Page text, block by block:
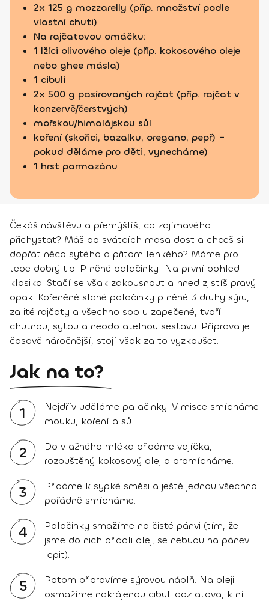
2x 125 g mozzarelly (příp. množství podle
vlastní chuti)
Na rajčatovou omáčku:
1 lžíci olivového oleje (příp. kokosového oleje
nebo ghee másla)
1 cibuli
2x 500 g pasírovaných rajčat (příp. rajčat v
konzervě/čerstvých)
mořskou/himalájskou sůl
koření (skořici, bazalku, oregano, pepř) –
pokud děláme pro děti, vynecháme)
1 hrst parmazánu
Čekáš návštěvu a přemýšlíš, co zajímavého
přichystat? Máš po svátcích masa dost a chceš si
dopřát něco sytého a přitom lehkého? Máme pro
tebe dobrý tip. Plněné palačinky! Na první pohled
klasika. Stačí se však zakousnout a hned zjistíš pravý
opak. Kořeněné slané palačinky plněné 3 druhy sýru,
zalité rajčaty a všechno spolu zapečené, tvoří
chutnou, sytou a neodolatelnou sestavu. Příprava je
časově náročnější, stojí však za to vyzkoušet.
Jak na to?
1
Nejdřív uděláme palačinky. V misce smícháme
mouku, koření a sůl.
2
Do vlažného mléka přidáme vajíčka,
rozpuštěný kokosový olej a promícháme.
3
Přidáme k sypké směsi a ještě jednou všechno
pořádně smícháme.
4
Palačinky smažíme na čisté pánvi (tím, že
jsme do nich přidali olej, se nebudu na pánev
lepit).
5
Potom připravíme sýrovou náplň. Na oleji
osmažíme nakrájenou cibuli dozlatova, k ní